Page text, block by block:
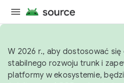
W 2026 r., aby dostosować
stabilnego rozwoju trunk i
platformy w ekosystemie,